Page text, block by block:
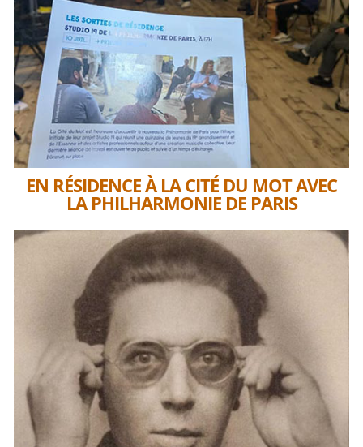
EN RÉSIDENCE À LA CITÉ DU MOT AVEC
LA PHILHARMONIE DE PARIS